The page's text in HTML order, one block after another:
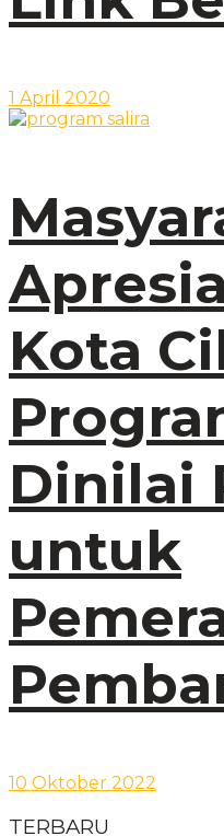
1 April 2020
Kota
Dinilai
untuk
10 Oktober 2022
TERBARU